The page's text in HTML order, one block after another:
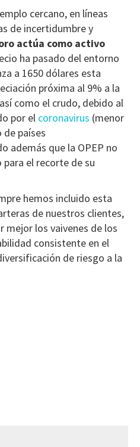
cercano, en líneas
de incertidumbre y
actúa como activo
ha pasado del entorno
a 1650 dólares esta
próxima al 9% a la
como el crudo, debido al
por el coronavirus (menor
de países
además que la OPEP no
para el recorte de su
hemos incluido esta
de nuestros clientes,
los vaivenes de los
consistente en el
de riesgo a la